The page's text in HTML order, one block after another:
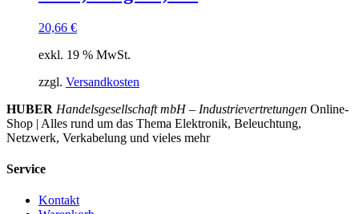
20,66 €
exkl. 19 % MwSt.
zzgl. Versandkosten
HUBER Handelsgesellschaft mbH – Industrievertretungen Online-
Shop | Alles rund um das Thema Elektronik, Beleuchtung,
Netzwerk, Verkabelung und vieles mehr
Service
Kontakt